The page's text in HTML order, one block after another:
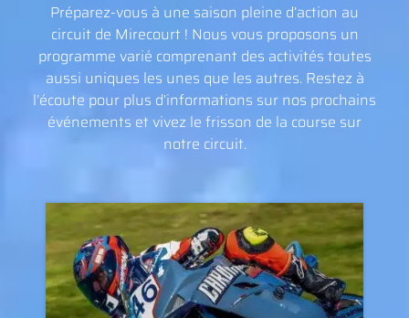
Préparez-vous à une saison pleine d’action au
circuit de Mirecourt ! Nous vous proposons un
programme varié comprenant des activités toutes
aussi uniques les unes que les autres. Restez à
l’écoute pour plus d’informations sur nos prochains
événements et vivez le frisson de la course sur
notre circuit.